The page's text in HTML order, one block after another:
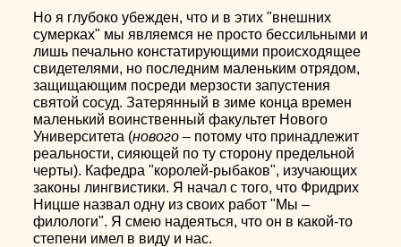
Но я глубоко убежден, что и в этих "внешних
сумерках" мы являемся не просто бессильными и
лишь печально констатирующими происходящее
свидетелями, но последним маленьким отрядом,
защищающим посреди мерзости запустения
святой сосуд. Затерянный в зиме конца времен
маленький воинственный факультет Нового
Университета (нового – потому что принадлежит
реальности, сияющей по ту сторону предельной
черты). Кафедра "королей-рыбаков", изучающих
законы лингвистики. Я начал с того, что Фридрих
Ницше назвал одну из своих работ "Мы –
филологи". Я смею надеяться, что он в какой-то
степени имел в виду и нас.